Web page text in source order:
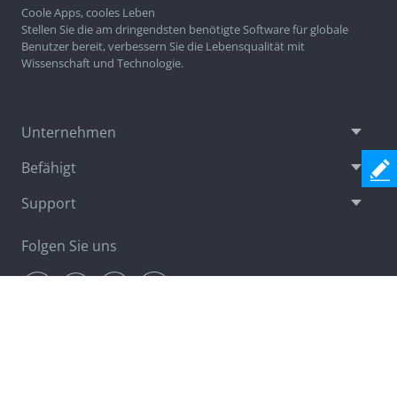
Coole Apps, cooles Leben
Stellen Sie die am dringendsten benötigte Software für globale
Benutzer bereit, verbessern Sie die Lebensqualität mit
Wissenschaft und Technologie.
Unternehmen
Befähigt
Support
Folgen Sie uns